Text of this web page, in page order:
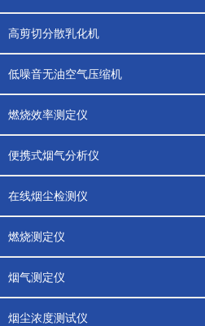
高剪切分散乳化机
低噪音无油空气压缩机
燃烧效率测定仪
便携式烟气分析仪
在线烟尘检测仪
燃烧测定仪
烟气测定仪
烟尘浓度测试仪